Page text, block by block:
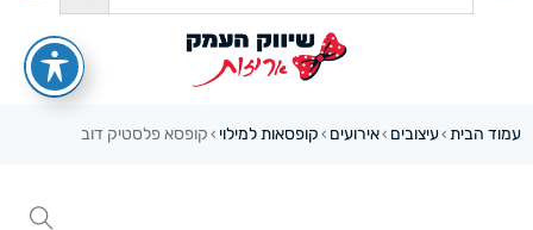
עמוד הבית ›עיצובים ›אירועים › קופסאות למילוי › קופסא פלסטיק דוב